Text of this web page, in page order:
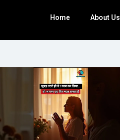
Home About Us